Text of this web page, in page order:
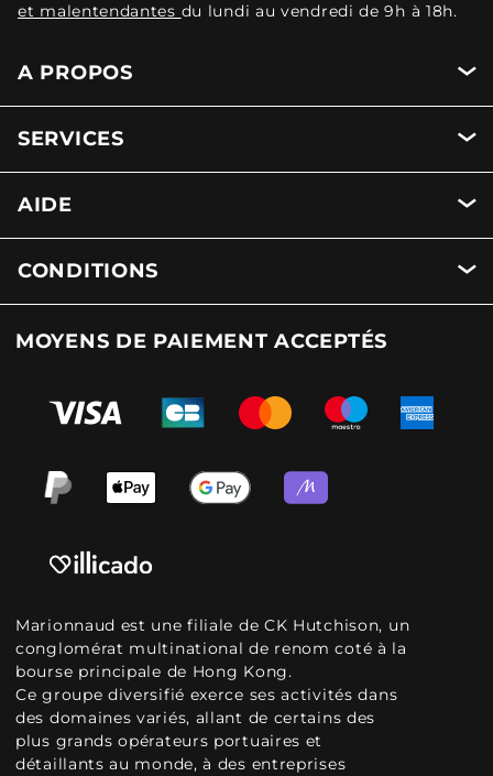
et malentendantes du lundi au vendredi de 9h à 18h.
A PROPOS
SERVICES
AIDE
CONDITIONS
MOYENS DE PAIEMENT ACCEPTÉS
Marionnaud est une filiale de CK Hutchison, un
conglomérat multinational de renom coté à la
bourse principale de Hong Kong.
Ce groupe diversifié exerce ses activités dans
des domaines variés, allant de certains des
plus grands opérateurs portuaires et
détaillants au monde, à des entreprises